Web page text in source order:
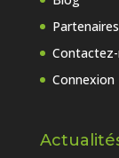
Partenaires
Connexion